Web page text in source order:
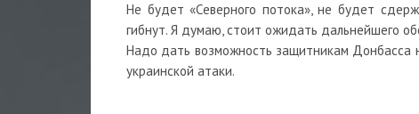
Не будет «Северного потока», не будет
гибнут. Я думаю, стоит ожидать дальнейшего
Надо дать возможность защитникам Донбасса
украинской атаки.